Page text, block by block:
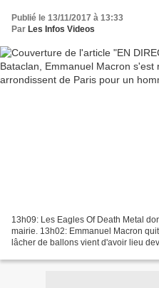
hommage et un lâcher
Publié le 13/11/2017 à 13:33
Par Les Infos Videos
13h09: Les Eagles Of Death Metal
mairie. 13h02: Emmanuel Macron
lâcher de ballons vient d'avoir lieu